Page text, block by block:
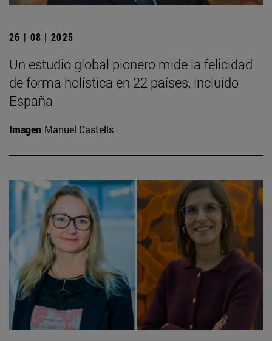
26 | 08 | 2025
Un estudio global pionero mide la felicidad
de forma holística en 22 países, incluido
España
Imagen Manuel Castells